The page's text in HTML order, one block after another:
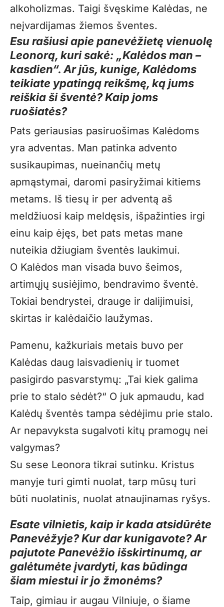
alkoholizmas. Taigi švęskime Kalėdas, ne
neįvardijamas žiemos šventes.
Esu rašiusi apie panevėžietę vienuolę
Leonorą, kuri sakė: „Kalėdos man –
kasdien“. Ar jūs, kunige, Kalėdoms
teikiate ypatingą reikšmę, ką jums
reiškia ši šventė? Kaip joms
ruošiatės?
Pats geriausias pasiruošimas Kalėdoms
yra adventas. Man patinka advento
susikaupimas, nueinančių metų
apmąstymai, daromi pasiryžimai kitiems
metams. Iš tiesų ir per adventą aš
meldžiuosi kaip meldęsis, išpažinties irgi
einu kaip ėjęs, bet pats metas mane
nuteikia džiugiam šventės laukimui.
O Kalėdos man visada buvo šeimos,
artimųjų susiėjimo, bendravimo šventė.
Tokiai bendrystei, drauge ir dalijimuisi,
skirtas ir kalėdaičio laužymas.
Pamenu, kažkuriais metais buvo per
Kalėdas daug laisvadienių ir tuomet
pasigirdo pasvarstymų: „Tai kiek galima
prie to stalo sėdėt?“ O juk apmaudu, kad
Kalėdų šventės tampa sėdėjimu prie stalo.
Ar nepavyksta sugalvoti kitų pramogų nei
valgymas?
Su sese Leonora tikrai sutinku. Kristus
manyje turi gimti nuolat, tarp mūsų turi
būti nuolatinis, nuolat atnaujinamas ryšys.
Esate vilnietis, kaip ir kada atsidūrėte
Panevėžyje? Kur dar kunigavote? Ar
pajutote Panevėžio išskirtinumą, ar
galėtumėte įvardyti, kas būdinga
šiam miestui ir jo žmonėms?
Taip, gimiau ir augau Vilniuje, o šiame